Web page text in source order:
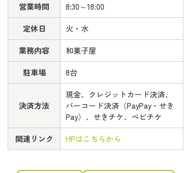
営業時間 8:30～18:00
定休日 火・水
業務内容 和菓子屋
駐車場 8台
決済方法
現金、クレジットカード決済、
バーコード決済（PayPay・せき
Pay）、せきチケ、ベビチケ
関連リンク HPはこちらから